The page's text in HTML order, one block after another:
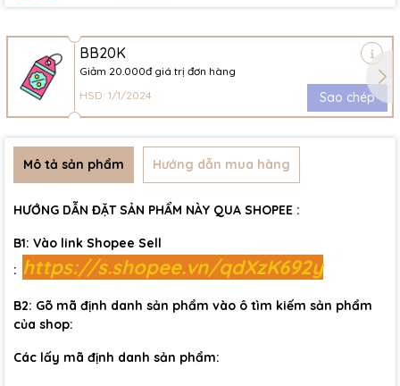
BB20K
Giảm 20.000đ giá trị đơn hàng
HSD: 1/1/2024
Sao chép
Mô tả sản phẩm Hướng dẫn mua hàng
HƯỚNG DẪN ĐẶT SẢN PHẨM NÀY QUA SHOPEE :
B1: Vào link Shopee Sell
: https://s.shopee.vn/qdXzK692y
B2: Gõ mã định danh sản phẩm vào ô tìm kiếm sản phẩm
của shop:
Các lấy mã định danh sản phẩm: